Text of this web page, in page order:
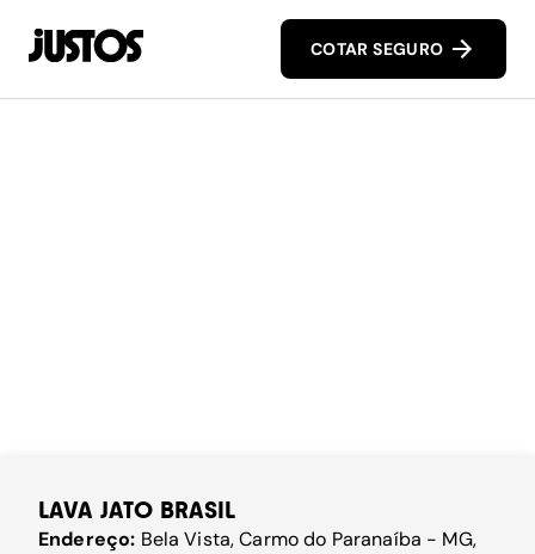
COTAR SEGURO
LAVA JATO BRASIL
Endereço: Bela Vista, Carmo do Paranaíba - MG,